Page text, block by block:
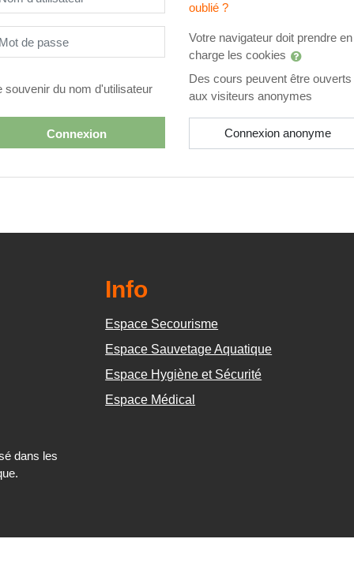
souvenir du nom d'utilisateur
Connexion
oublié ?
Votre navigateur doit prendre en
charge les cookies
Des cours peuvent être ouverts
aux visiteurs anonymes
Connexion anonyme
dans les
Info
Espace Secourisme
Espace Sauvetage Aquatique
Espace Hygiène et Sécurité
Espace Médical